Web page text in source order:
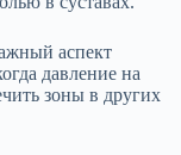
аспект
давление на
зоны в других